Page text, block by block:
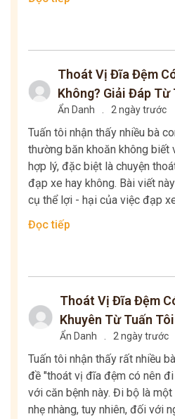
Thoát Vị Đĩa Đệm
Không? Giải Đáp Từ
Ẩn Danh . 2 ngày trước
Tuấn tôi nhận thấy nhiều bà
thường băn khoăn không biết
hợp lý, đặc biệt là chuyện
đạp xe hay không. Bài viết
cụ thể lợi - hại của việc đạp
Đọc tiếp
Thoát Vị Đĩa Đệm
Khuyên Từ Tuấn Tôi
Ẩn Danh . 2 ngày trước
Tuấn tôi nhận thấy rất nhiều
đề "thoát vị đĩa đệm có nên
với căn bệnh này. Đi bộ là
nhẹ nhàng, tuy nhiên, đối với